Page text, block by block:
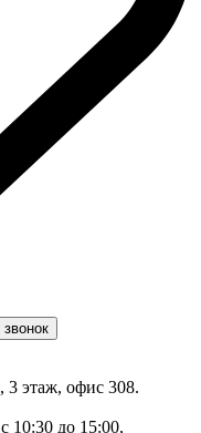
звонок
3 этаж, офис 308.
10:30 до 15:00,